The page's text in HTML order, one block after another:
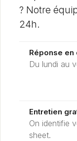
? Notre
24h.
Réponse
Du lundi au
Entretien
On identifie
sheet.